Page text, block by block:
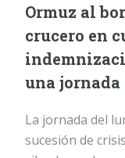
Ormuz al
crucero en
una
La jornada del
sucesión de